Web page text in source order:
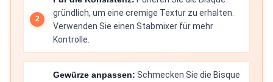
gründlich, um eine cremige Textur zu erhalten.
Verwenden Sie einen Stabmixer für mehr
Kontrolle.
Gewürze anpassen: Schmecken Sie die Bisque